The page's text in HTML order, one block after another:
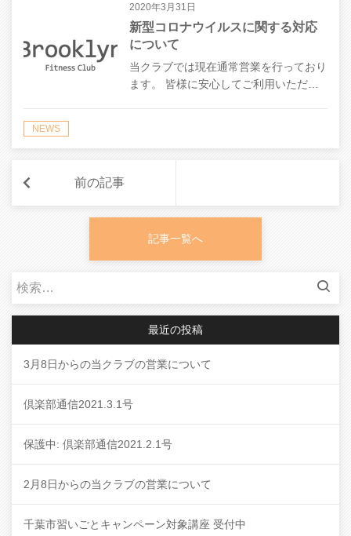
2020年3月31日
新型コロナウイルスに関する対応
について
当クラブでは現在通常営業を行っており
ます。 皆様に安心してご利用いただ…
NEWS
前の記事
記事一覧へ
検
最近の投稿
3月8日からの当クラブの営業について
倶楽部通信2021.3.1号
保護中: 倶楽部通信2021.2.1号
2月8日からの当クラブの営業について
千葉市習いごとキャンペーン対象講座 受付中